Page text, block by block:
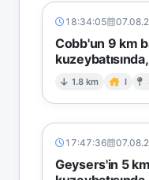
18:34:05
Cobb'un 9 km
1.8 km I
17:47:36
Geysers'in 5 km